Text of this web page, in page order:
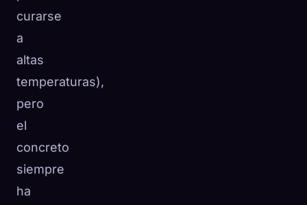
curarse
a
altas
temperaturas),
pero
el
concreto
siempre
ha